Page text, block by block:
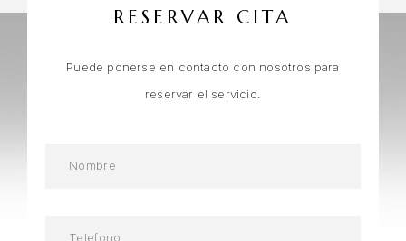
RESERVAR CITA
Puede ponerse en contacto con nosotros para
reservar el servicio.